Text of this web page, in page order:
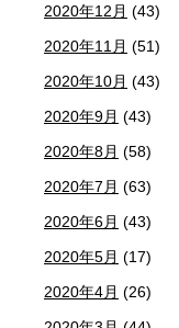
2020年12月 (43)
2020年11月 (51)
2020年10月 (43)
2020年9月 (43)
2020年8月 (58)
2020年7月 (63)
2020年6月 (43)
2020年5月 (17)
2020年4月 (26)